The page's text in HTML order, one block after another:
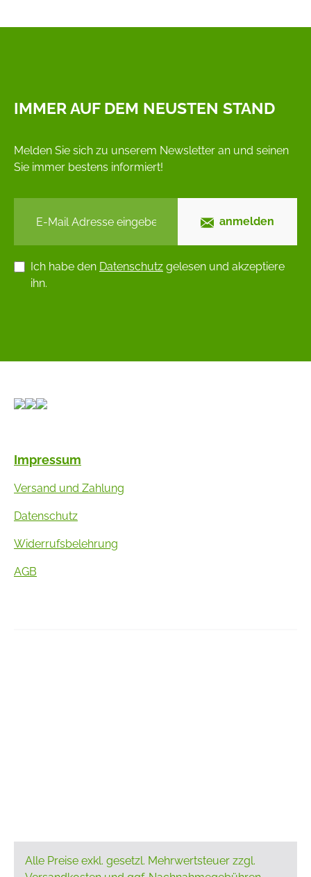
IMMER AUF DEM NEUSTEN STAND
Melden Sie sich zu unserem Newsletter an und seinen
Sie immer bestens informiert!
anmelden
Ich habe den Datenschutz gelesen und akzeptiere
ihn.
Impressum
Versand und Zahlung
Datenschutz
Widerrufsbelehrung
AGB
Alle Preise exkl. gesetzl. Mehrwertsteuer zzgl.